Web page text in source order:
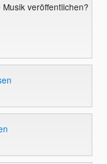
veröffentlichen?